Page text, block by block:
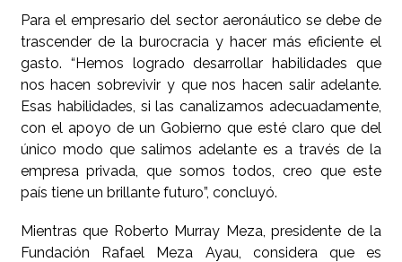
Para el empresario del sector aeronáutico se debe de
trascender de la burocracia y hacer más eficiente el
gasto. “Hemos logrado desarrollar habilidades que
nos hacen sobrevivir y que nos hacen salir adelante.
Esas habilidades, si las canalizamos adecuadamente,
con el apoyo de un Gobierno que esté claro que del
único modo que salimos adelante es a través de la
empresa privada, que somos todos, creo que este
país tiene un brillante futuro”, concluyó.
Mientras que Roberto Murray Meza, presidente de la
Fundación Rafael Meza Ayau, considera que es